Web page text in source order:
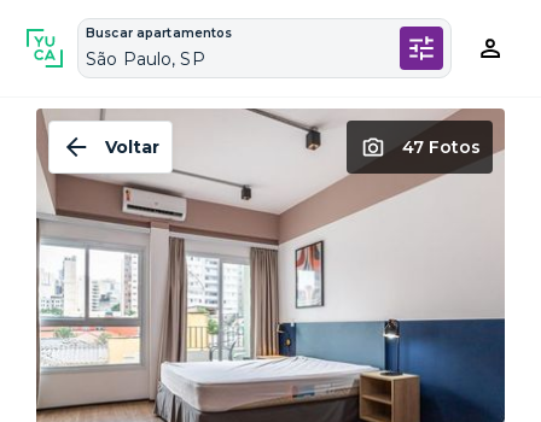
Buscar apartamentos
São Paulo, SP
Voltar 47 Fotos